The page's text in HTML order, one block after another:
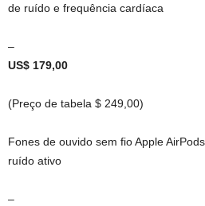
de ruído e frequência cardíaca
–
US$ 179,00
(Preço de tabela $ 249,00)
Fones de ouvido sem fio Apple
ruído ativo
–